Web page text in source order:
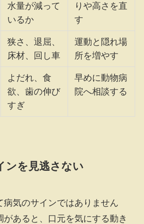
水量が減って
いるか
りや高さを直
す
狭さ、退屈、
床材、回し車
運動と隠れ場
所を増やす
よだれ、食
欲、歯の伸び
すぎ
早めに動物病
院へ相談する
ンを見逃さない
病気のサインではありません
があると、口元を気にする動き